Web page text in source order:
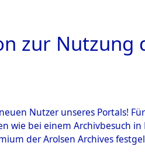
zur Nutzung
Nutzer unseres Portals!
wie bei einem Archivbesuch
der Arolsen Archives